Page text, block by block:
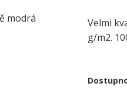
Velmi
g/m2.